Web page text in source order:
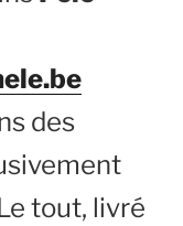
des
tout, livré